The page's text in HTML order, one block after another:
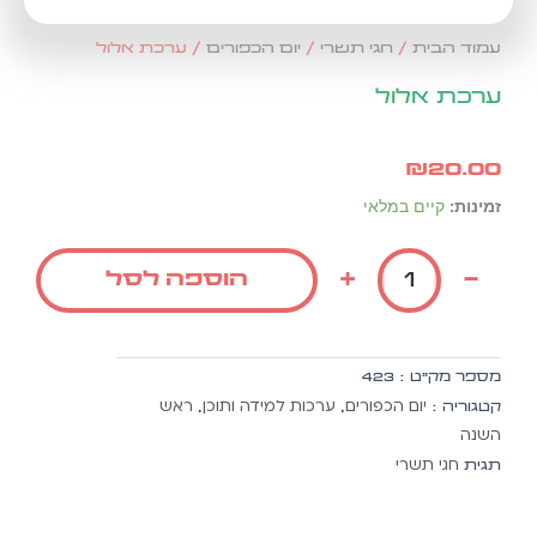
עמוד הבית/חגי תשרי/ יום הכפורים/ ערכת אלול
ערכת אלול
₪20.00
זמינות: קיים במלאי
כמות
ערכת
אלול
הוספה לסל
מספר מק״ט :423
קטגוריה : יום הכפורים,ערכות למידה ותוכן,ראש
השנה
תגית חגי תשרי